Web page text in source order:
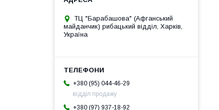
ТЦ "Барабашова" (Афганський
майданчик) рибацький відділ, Харків,
Україна
+380 (95) 044-46-29
відділ продажу
+380 (97) 937-18-92